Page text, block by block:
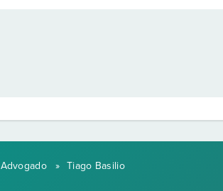
Advogado » Tiago Basilio